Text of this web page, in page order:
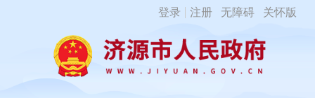
登录 注册 无障碍 关怀版